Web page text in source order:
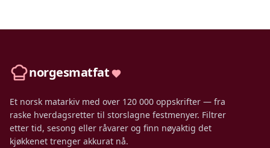
norgesmatfat
Et norsk matarkiv med over 120 000 oppskrifter — fra
raske hverdagsretter til storslagne festmenyer. Filtrer
etter tid, sesong eller råvarer og finn nøyaktig det
kjøkkenet trenger akkurat nå.